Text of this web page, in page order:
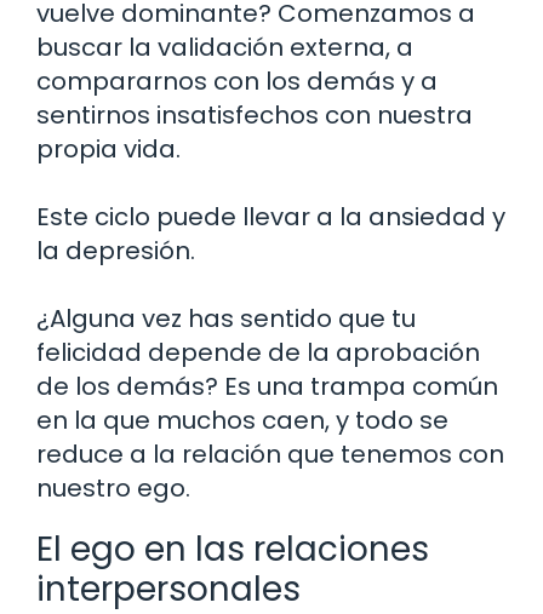
vuelve dominante? Comenzamos a
buscar la validación externa, a
compararnos con los demás y a
sentirnos insatisfechos con nuestra
propia vida.
Este ciclo puede llevar a la ansiedad y
la depresión.
¿Alguna vez has sentido que tu
felicidad depende de la aprobación
de los demás? Es una trampa común
en la que muchos caen, y todo se
reduce a la relación que tenemos con
nuestro ego.
El ego en las relaciones
interpersonales